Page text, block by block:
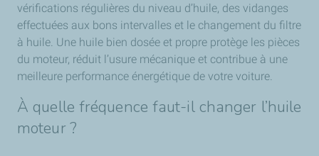
vérifications régulières du niveau d’huile, des vidanges
effectuées aux bons intervalles et le changement du filtre
à huile. Une huile bien dosée et propre protège les pièces
du moteur, réduit l’usure mécanique et contribue à une
meilleure performance énergétique de votre voiture.
À quelle fréquence faut-il changer l’huile
moteur ?